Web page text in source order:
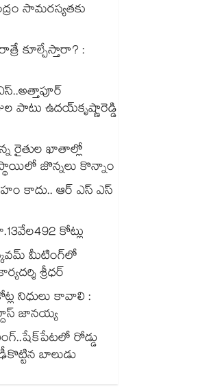
సామరస్యతకు
కూల్చేస్తారా? :
పాటు ఉదయ్‌‌‌‌‌‌‌‌‌‌‌‌‌‌‌‌కృష్ణారెడ్డి
రైతుల ఖాతాల్లో
స్థాయిలో జొన్నలు కొన్నాం
కాదు.. ఆర్ ఎస్ ఎస్
కోట్లు
మీటింగ్‌‌‌‌‌‌‌‌‌‌‌‌‌‌‌‌లో
శ్రీధర్
నిధులు కావాలి :
జానయ్య
రోడ్డు
బాలుడు